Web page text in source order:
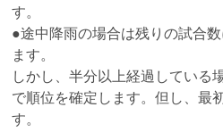
す。
●途中降雨の場合は残りの試合
ます。
しかし、半分以上経過している
で順位を確定します。但し、最
す。